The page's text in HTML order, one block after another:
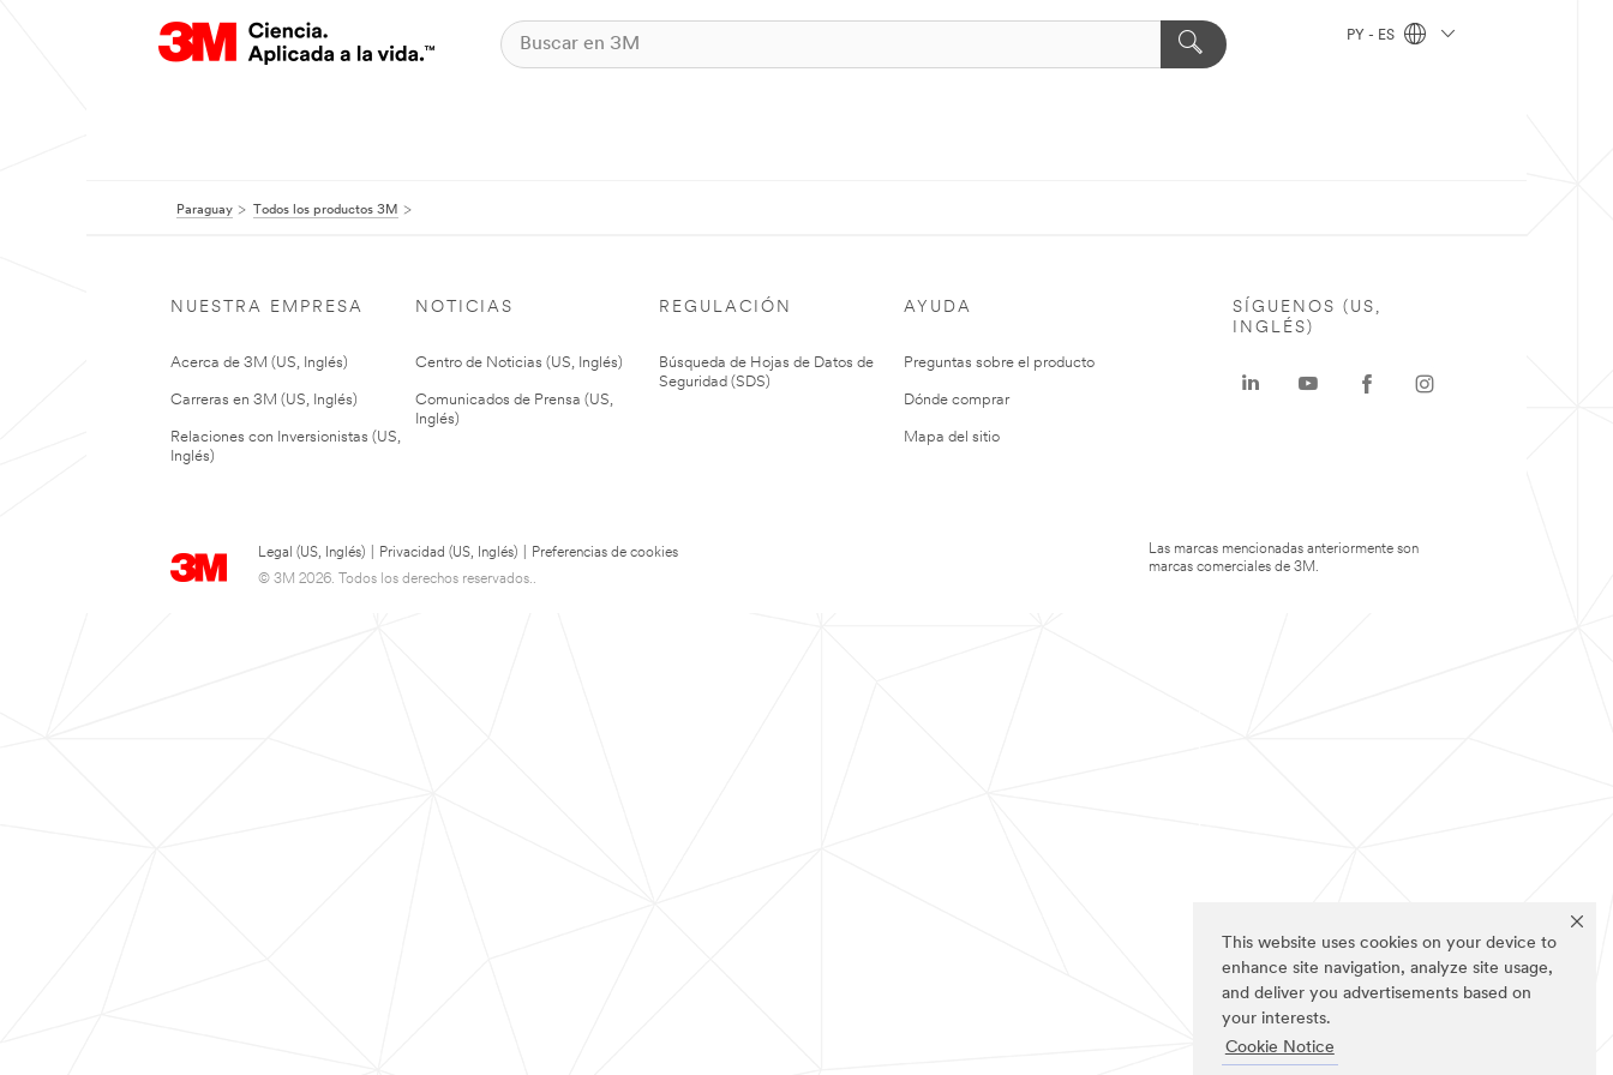
This website uses cookies on your device to
enhance site navigation, analyze site usage,
and deliver you advertisements based on
your interests.
Cookie Notice
PY - ES
Paraguay Todos los productos 3M
NUESTRA EMPRESA
Acerca de 3M (US, Inglés)
Carreras en 3M (US, Inglés)
Relaciones con Inversionistas (US,
Inglés)
NOTICIAS
Centro de Noticias (US, Inglés)
Comunicados de Prensa (US,
Inglés)
REGULACIÓN
Búsqueda de Hojas de Datos de
Seguridad (SDS)
AYUDA
Preguntas sobre el producto
Dónde comprar
Mapa del sitio
Legal (US, Inglés) Privacidad (US, Inglés)
Preferencias de cookies
© 3M 2026. Todos los derechos reservados..
SÍGUENOS (US,
INGLÉS)
Las marcas mencionadas anteriormente son
marcas comerciales de 3M.